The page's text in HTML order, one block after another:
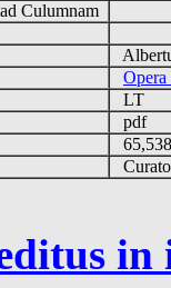
Culumnam
LT
pdf
in